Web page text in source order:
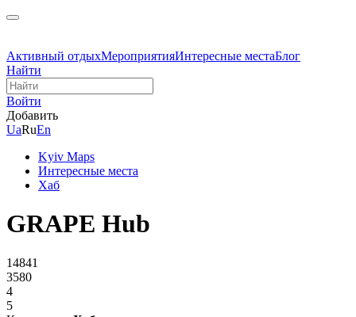
Активный отдыхМероприятияИнтересные местаБлог
Найти
Войти
Добавить
UaRuEn
Kyiv Maps
Интересные места
Хаб
GRAPE Hub
14841
3580
4
5